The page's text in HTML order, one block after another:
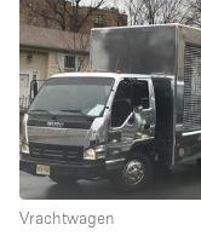
Vrachtwagen